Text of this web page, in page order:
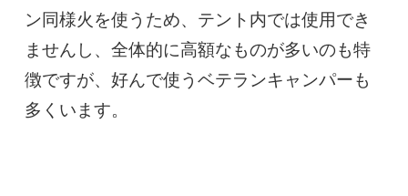
ン同様火を使うため、テント内では使用でき
ませんし、全体的に高額なものが多いのも特
徴ですが、好んで使うベテランキャンパーも
多くいます。